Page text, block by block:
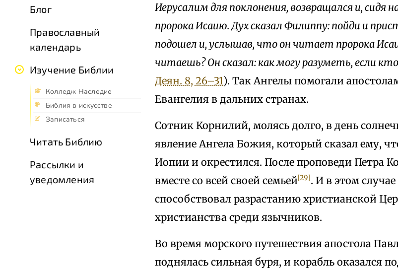
Блог
Православный
календарь
Изучение Библии
Колледж Наследие
Библия в искусстве
Записаться
Читать Библию
Рассылки и
уведомления
Иерусалим для поклонения, возвращался и, сидя
пророка Исаию. Дух сказал Филиппу: пойди и
подошел и, услышав, что он читает пророка
читаешь? Он сказал: как могу разуметь, если
Деян. 8, 26–31). Так Ангелы помогали
Евангелия в дальних странах.
Сотник Корнилий, молясь долго, в день
явление Ангела Божия, который сказал ему,
Иопии и окрестился. После проповеди Петра
вместе со всей своей семьей[29]. И в этом
способствовал разрастанию христианской
христианства среди язычников.
Во время морского путешествия апостола
поднялась сильная буря, и корабль оказался